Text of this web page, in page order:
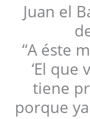
Juan el
“A éste
‘El que
tiene
porque